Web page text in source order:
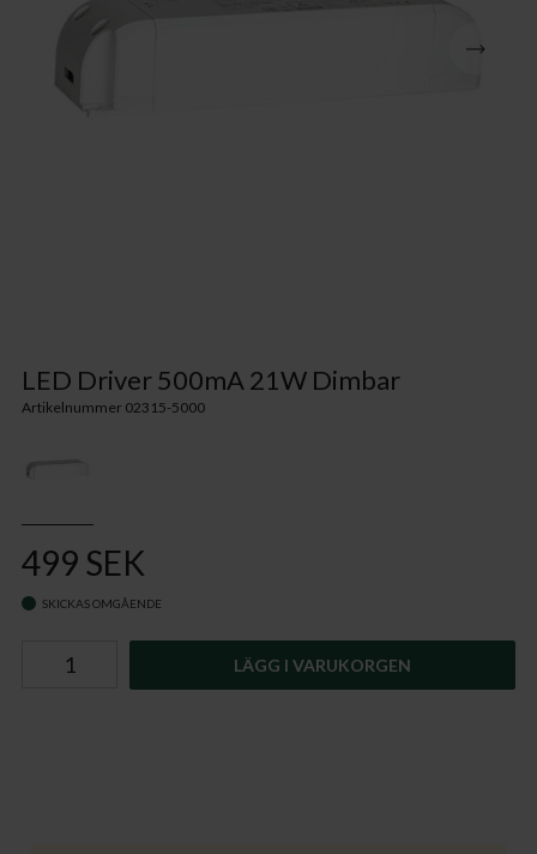
LED Driver 500mA 21W Dimbar
Artikelnummer 02315-5000
499 SEK
SKICKAS OMGÅENDE
LÄGG I VARUKORGEN